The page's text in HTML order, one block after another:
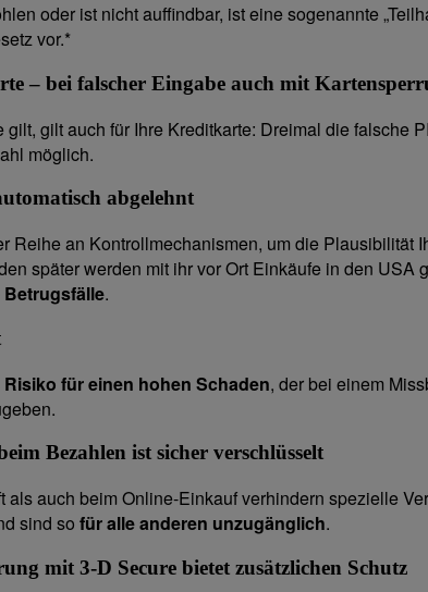
oder ist nicht auffindbar, ist eine sogenannte
vor.*
– bei falscher Eingabe auch mit
gilt auch für Ihre Kreditkarte: Dreimal die
möglich.
abgelehnt
Reihe an Kontrollmechanismen, um die
später werden mit ihr vor Ort Einkäufe in den
.
Risiko für einen hohen Schaden, der bei einem
Bezahlen ist sicher verschlüsselt
auch beim Online-Einkauf verhindern spezielle
sind so für alle anderen unzugänglich.
mit 3-D Secure bietet zusätzlichen Schutz